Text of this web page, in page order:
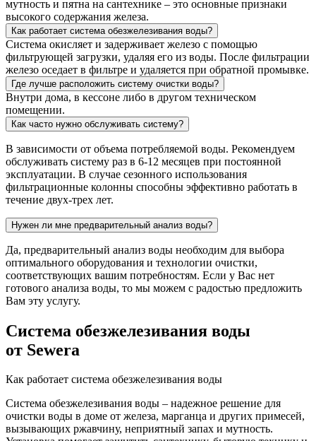
мутность и пятна на сантехнике – это основные признаки
высокого содержания железа.
Как работает система обезжелезивания воды?
Система окисляет и задерживает железо с помощью
фильтрующей загрузки, удаляя его из воды. После фильтрации
железо оседает в фильтре и удаляется при обратной промывке.
Где лучше расположить систему очистки воды?
Внутри дома, в кессоне либо в другом техническом
помещении.
Как часто нужно обслуживать систему?
В зависимости от объема потребляемой воды. Рекомендуем
обслуживать систему раз в 6-12 месяцев при постоянной
эксплуатации. В случае сезонного использования
фильтрационные колонны способны эффективно работать в
течение двух-трех лет.
Нужен ли мне предварительный анализ воды?
Да, предварительный анализ воды необходим для выбора
оптимального оборудования и технологии очистки,
соответствующих вашим потребностям. Если у Вас нет
готового анализа воды, то мы можем с радостью предложить
Вам эту услугу.
Система обезжелезивания воды
от Sewera
Как работает система обезжелезивания воды
Система обезжелезивания воды – надежное решение для
очистки воды в доме от железа, марганца и других примесей,
вызывающих ржавчину, неприятный запах и мутность.